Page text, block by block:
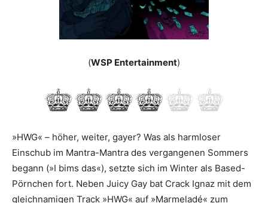
(WSP Entertainment)
»HWG« – höher, weiter, gayer? Was als harmloser
Einschub im Mantra-Mantra des vergangenen Sommers
begann (»I bims das«), setzte sich im Winter als Based-
Pörnchen fort. Neben Juicy Gay bat Crack Ignaz mit dem
gleichnamigen Track »HWG« auf »Marme­ladé« zum